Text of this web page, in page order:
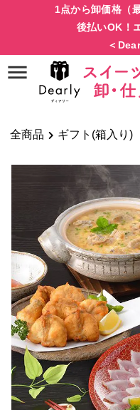
1点から卸価格（
後払いOK！
＜
全商品 ギフト(箱入り)